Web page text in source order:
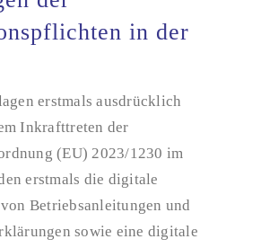
in der
erstmals ausdrücklich
Inkrafttreten der
(EU) 2023/1230 im
erstmals die digitale
Betriebsanleitungen und
sowie eine digitale